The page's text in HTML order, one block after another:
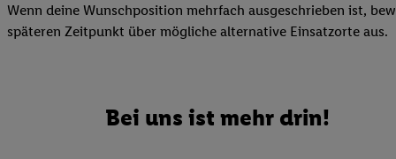
Wenn deine Wunschposition mehrfach ausgeschrieben ist,
späteren Zeitpunkt über mögliche alternative Einsatzorte aus.
Bei uns ist mehr drin!
Marketing“ am
finden Sie in den
Ihre Einwilligung